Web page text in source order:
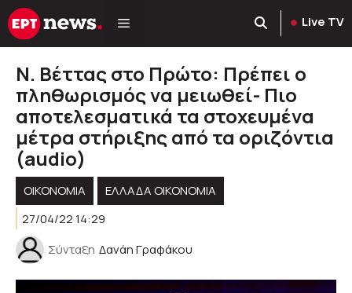
Μετάβαση
σε
Live TV
Ν. Βέττας στο Πρώτο: Πρέπει ο
πληθωρισμός να μειωθεί- Πιο
αποτελεσματικά τα στοχευμένα
μέτρα στήριξης από τα οριζόντια
(audio)
ΟΙΚΟΝΟΜΙΑ
ΕΛΛΆΔΑ ΟΙΚΟΝΟΜΊΑ
27/04/22 14:29
Σύνταξη Δανάη Γραφάκου